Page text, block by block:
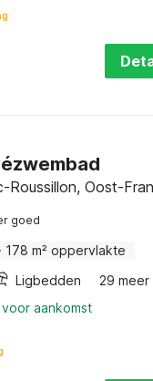
Roussillon, Oost-
goed
· 178 m² oppervlakte
Ligbedden
29 meer
aankomst